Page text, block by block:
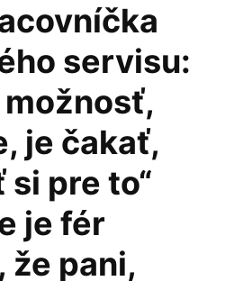
servisu:
možnosť,
je čakať,
pre to“
je fér
že pani,